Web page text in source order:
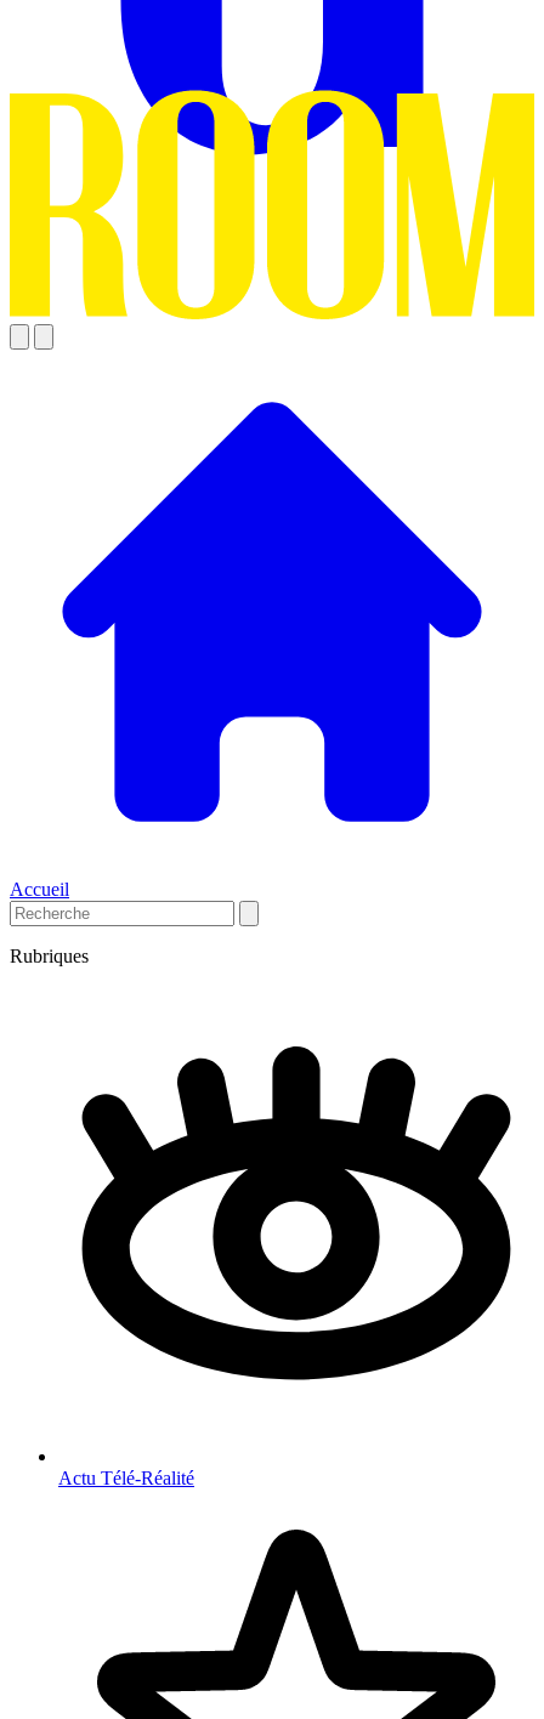
Accueil
Rubriques
Actu Télé-Réalité